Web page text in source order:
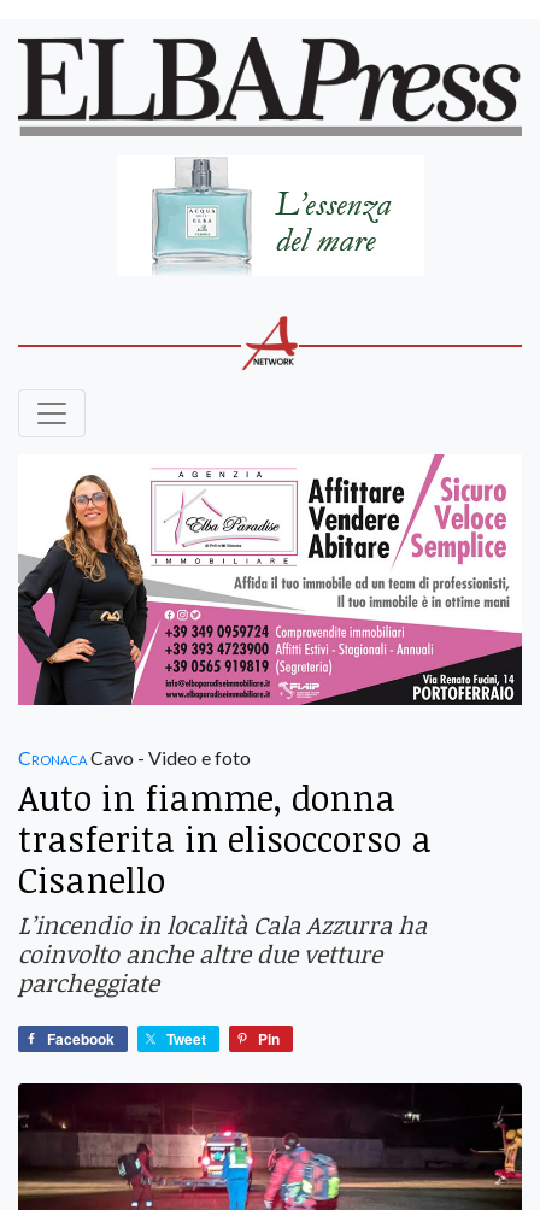
CronacaCavo - Video e foto
Auto in fiamme, donna
trasferita in elisoccorso a
Cisanello
L’incendio in località Cala Azzurra ha
coinvolto anche altre due vetture
parcheggiate
Facebook Tweet Pin